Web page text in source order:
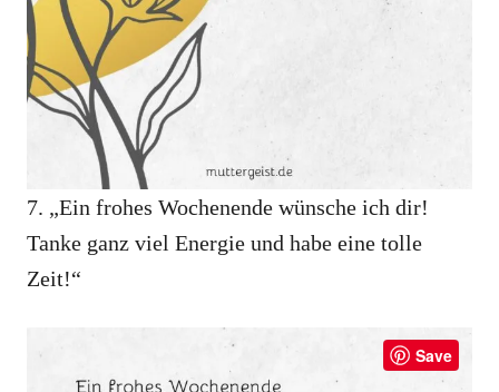
7. „Ein frohes Wochenende wünsche ich dir!
Tanke ganz viel Energie und habe eine tolle
Zeit!“
Save